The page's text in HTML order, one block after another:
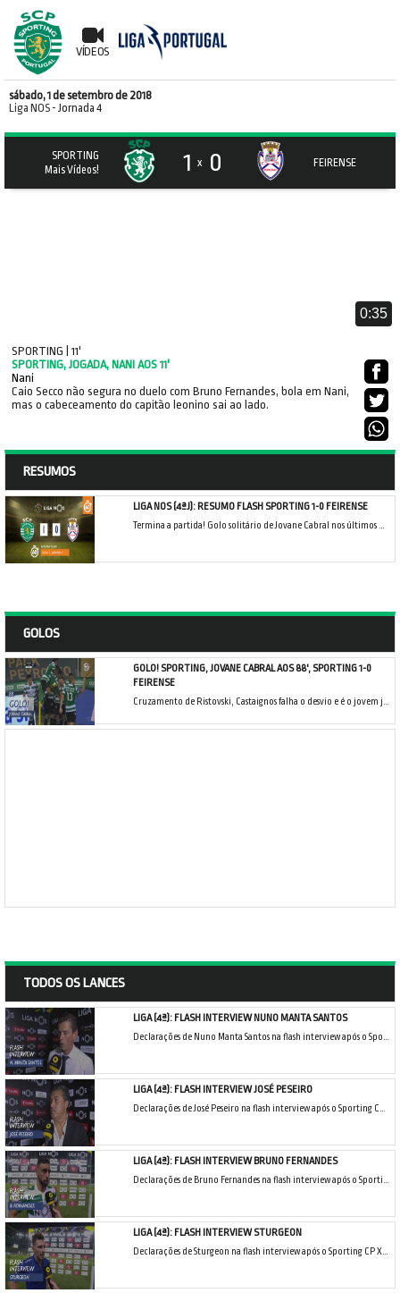
VÍDEOS
sábado, 1 de setembro de 2018
Liga NOS- Jornada 4
SPORTING
Mais Vídeos!
1 x 0 FEIRENSE
0:35
SPORTING | 11'
SPORTING, JOGADA, NANI AOS 11'
Nani
Caio Secco não segura no duelo com Bruno Fernandes, bola em Nani,
mas o cabeceamento do capitão leonino sai ao lado.
RESUMOS
LIGA NOS (4ªJ): RESUMO FLASH SPORTING 1-0 FEIRENSE
Termina a partida! Golo solitário de Jovane Cabral nos últimos minutos a garantir o triunfo do Sporting CP na recepção ao CD Feirense.
GOLOS
GOLO! SPORTING, JOVANE CABRAL AOS 88', SPORTING 1-0
FEIRENSE
Cruzamento de Ristovski, Castaignos falha o desvio e é o jovem jogador leonino quem aparece a encostar para o 1-0!
TODOS OS LANCES
LIGA (4ª): FLASH INTERVIEW NUNO MANTA SANTOS
Declarações de Nuno Manta Santos na flash interview após o Sporting CP X CD Feirense.
LIGA (4ª): FLASH INTERVIEW JOSÉ PESEIRO
Declarações de José Peseiro na flash interview após o Sporting CP X CD Feirense.
LIGA (4ª): FLASH INTERVIEW BRUNO FERNANDES
Declarações de Bruno Fernandes na flash interview após o Sporting CP X CD Feirense.
LIGA (4ª): FLASH INTERVIEW STURGEON
Declarações de Sturgeon na flash interview após o Sporting CP X CD Feirense.